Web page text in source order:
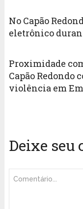
No Capão
eletrônico
Proximidade
Capão Redondo
violência em
Deixe seu